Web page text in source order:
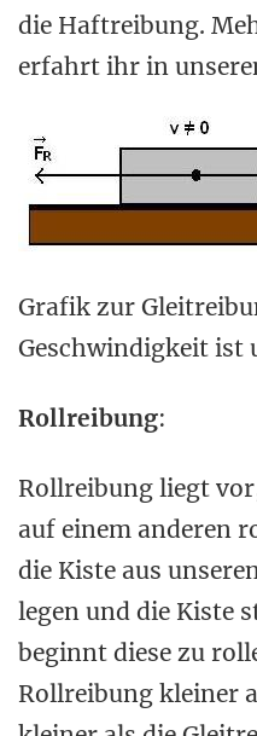
die Haftreibung.
erfahrt ihr in
Grafik zur
Geschwindigkeit ist
Rollreibung:
Rollreibung liegt
auf einem anderen
die Kiste aus
legen und die Kiste
beginnt diese zu
Rollreibung kleiner